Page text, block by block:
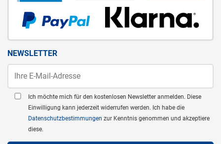
NEWSLETTER
Ich möchte mich für den kostenlosen Newsletter anmelden. Diese
Einwilligung kann jederzeit widerrufen werden. Ich habe die
Datenschutzbestimmungen zur Kenntnis genommen und akzeptiere
diese.